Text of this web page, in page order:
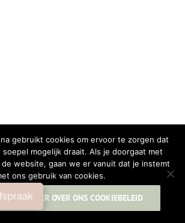
gebruikt cookies om ervoor te zorgen dat
mogelijk draait. Als je doorgaat met
website, gaan we er vanuit dat je instemt
ons gebruik van cookies.
LEES MEER OVER ONS COOKIEBELEID